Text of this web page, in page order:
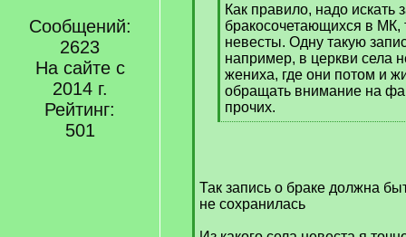
Сообщений:
2623
На сайте с
2014 г.
Рейтинг:
501
q
]
Как правило, надо искать
бракосочетающихся в
невесты. Одну такую
например, в церкви села
жениха, где они потом и
обращать внимание на
прочих.
[
Так запись о браке должна
не сохранилась